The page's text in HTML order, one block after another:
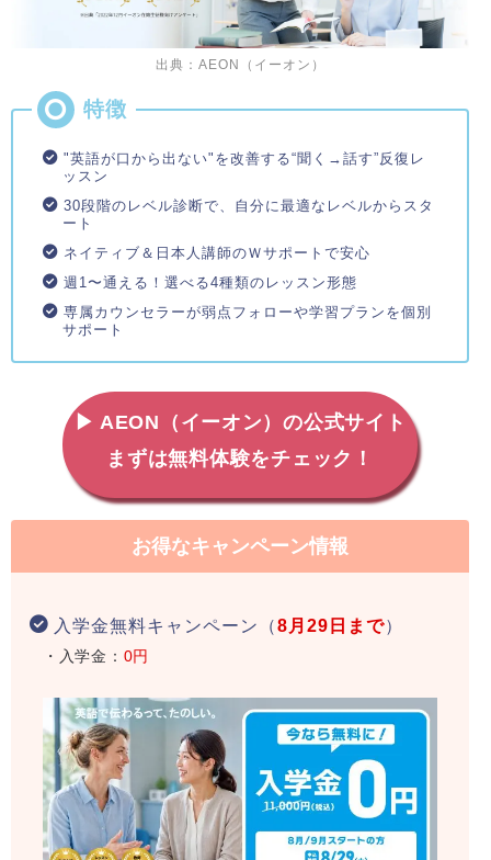
出典：AEON（イーオン）
"英語が口から出ない"を改善する“聞く→話す”反復レ
ッスン
30段階のレベル診断で、自分に最適なレベルからスタ
ート
ネイティブ＆日本人講師のＷサポートで安心
週1〜通える！選べる4種類のレッスン形態
専属カウンセラーが弱点フォローや学習プランを個別
サポート
▶ AEON（イーオン）の公式サイト
まずは無料体験をチェック！
お得なキャンペーン情報
入学金無料キャンペーン（8月29日まで）
・入学金： 0円